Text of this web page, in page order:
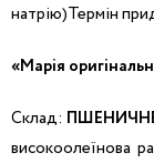
натрію)Термін
«Марія
Склад:
високоолеїнова